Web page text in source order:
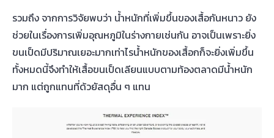
รวมถึง จากการวิจัยพบว่า น้ำหนักที่เพิ่มขึ้นของเสื้อกันหนาว ยัง
ช่วยในเรื่องการเพิ่มอุณหภูมิในร่างกายเช่นกัน อาจเป็นเพราะยิ่ง
ขนเป็ดมีปริมาณเยอะมากเท่าไรน้ำหนักของเสื้อกก็จะยิ่งเพิ่มขึ้น
ทั้งหมดนี้จึงทำให้เสื้อขนเป็ดเลียนแบบตามท้องตลาดมีน้ำหนัก
มาก แต่ถูกแทนที่ด้วยัสดุอื่น ๆ แทน